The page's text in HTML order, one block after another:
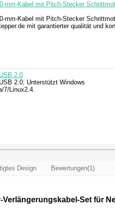
mm-Kabel mit Pitch-Stecker
mm-Kabel mit Pitch-Stecker
mit garantierter qualität und
2.0
2.0; Unterstützt Windows
7/Linux2.4.
Design Bewertungen(1)
Verlängerungskabel-Set für